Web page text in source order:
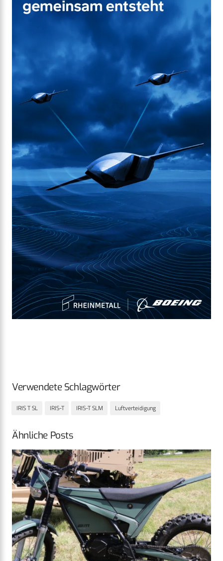
Verwendete Schlagwörter
IRIS T SL IRIS-T IRIS-T SLM Luftverteidigung
Ähnliche Posts